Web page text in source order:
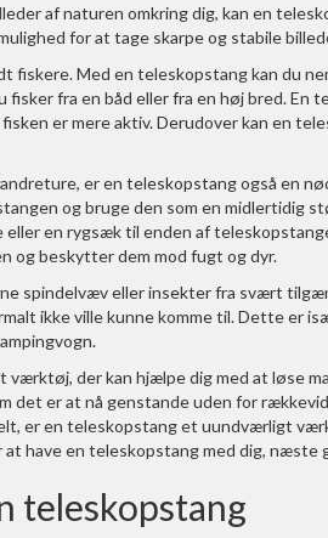
af naturen omkring dig, kan en
for at tage skarpe og stabile
fiskere. Med en teleskopstang kan du
fra en båd eller fra en høj bred. En
er mere aktiv. Derudover kan en
er en teleskopstang også en
og bruge den som en midlertidig
eller en rygsæk til enden af
og beskytter dem mod fugt og dyr.
spindelvæv eller insekter fra svært
ikke ville kunne komme til. Dette er
der kan hjælpe dig med at løse
det er at nå genstande uden for
er en teleskopstang et uundværligt
have en teleskopstang med dig, næste
teleskopstang